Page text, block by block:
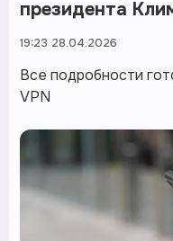
президента
19:23 28.04.2026
Все подробности
VPN